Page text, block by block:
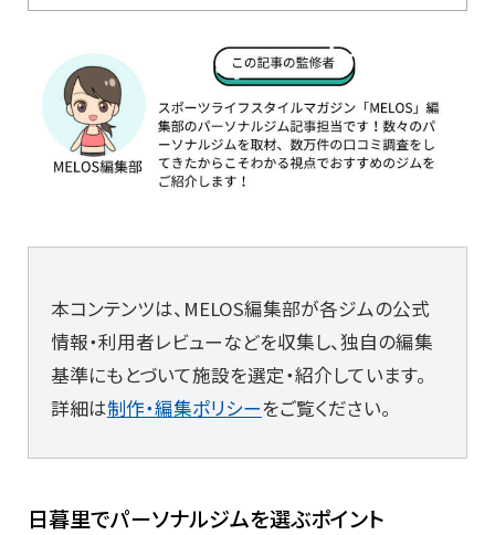
本コンテンツは、MELOS編集部が各ジムの公式
情報・利用者レビューなどを収集し、独自の編集
基準にもとづいて施設を選定・紹介しています。
詳細は制作・編集ポリシーをご覧ください。
日暮里でパーソナルジムを選ぶポイント